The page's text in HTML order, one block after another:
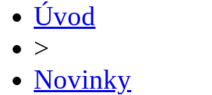
Úvod
>
Novinky